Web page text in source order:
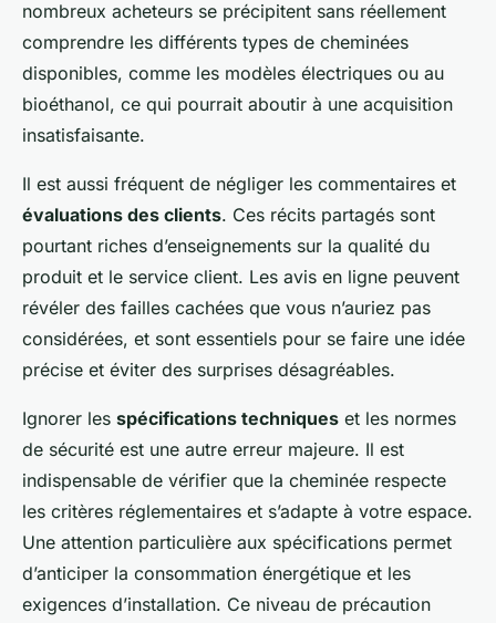
nombreux acheteurs se précipitent sans réellement
comprendre les différents types de cheminées
disponibles, comme les modèles électriques ou au
bioéthanol, ce qui pourrait aboutir à une acquisition
insatisfaisante.
Il est aussi fréquent de négliger les commentaires et
évaluations des clients. Ces récits partagés sont
pourtant riches d’enseignements sur la qualité du
produit et le service client. Les avis en ligne peuvent
révéler des failles cachées que vous n’auriez pas
considérées, et sont essentiels pour se faire une idée
précise et éviter des surprises désagréables.
Ignorer les spécifications techniques et les normes
de sécurité est une autre erreur majeure. Il est
indispensable de vérifier que la cheminée respecte
les critères réglementaires et s’adapte à votre espace.
Une attention particulière aux spécifications permet
d’anticiper la consommation énergétique et les
exigences d’installation. Ce niveau de précaution